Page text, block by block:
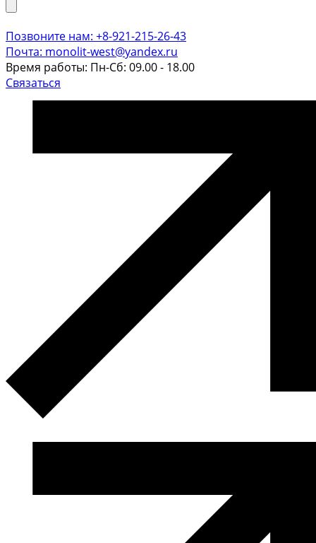
Позвоните нам: +8-921-215-26-43
Почта: monolit-west@yandex.ru
Время работы: Пн-Сб: 09.00 - 18.00
Связаться